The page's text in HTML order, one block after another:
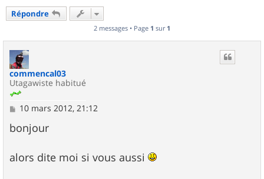
Répondre
2 messages • Page 1 sur 1
commencal03
Utagawiste habitué
M
s
s
g
e
10 mars 2012, 21:12
bonjour
alors dite moi si vous aussi